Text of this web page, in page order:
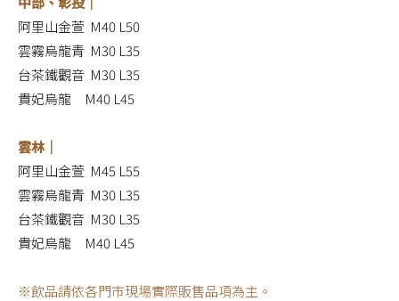
阿里山金萱 M40 L50
雲霧烏龍青 M30 L35
台茶鐵觀音 M30 L35
貴妃烏龍 M40 L45
雲林｜
阿里山金萱 M45 L55
雲霧烏龍青 M30 L35
台茶鐵觀音 M30 L35
貴妃烏龍 M40 L45
※飲品請依各門市現場實際販售品項為主。